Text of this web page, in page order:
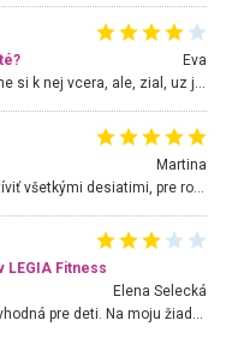
Eva
Hojdacka v Krpelanoch uz nie je, vysli sme si k nej vcera, ale, zial, uz je znicena. Ak sem planujete cestu len kvoli hojdacke, mozete si ju usetrit. Krasny vyhlad je tu vsak aj bez hojdacky :-)
Martina
Nádherné miesto ktoré odporúčam navštíviť všetkými desiatimi, pre rodiny s deťmi, dôchodcom... Proste a jednoducho ozaj rozprávkový les.. určite ešte prídeme. Odniesli sme si na pamiatku krásne tričká,
LEGIA Fitness
Elena Selecká
Kútik výborný, ale hlučná hudba úplne nevhodná pre deti. Na moju žiadosť o aspoň sušenie nereagovali.